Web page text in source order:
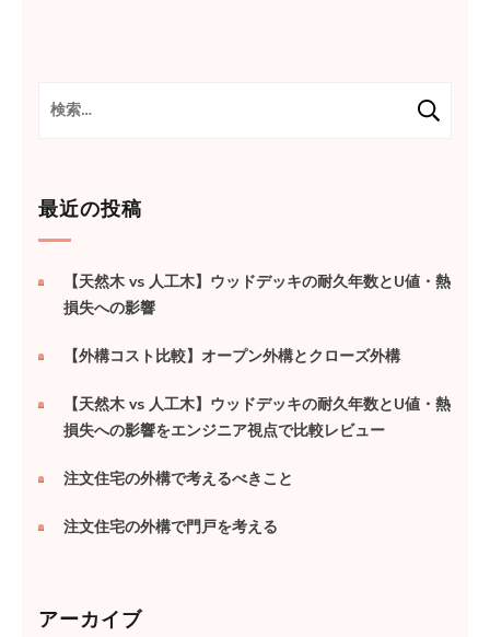
ー
ン
検
最近の投稿
【天然木 vs 人工木】ウッドデッキの耐久年数とU値・熱
損失への影響
【外構コスト比較】オープン外構とクローズ外構
【天然木 vs 人工木】ウッドデッキの耐久年数とU値・熱
損失への影響をエンジニア視点で比較レビュー
注文住宅の外構で考えるべきこと
注文住宅の外構で門戸を考える
アーカイブ